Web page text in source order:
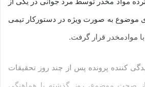
موضوع به صورت ویژه در دستور‌کار تیمی
با موادمخدر قرار گرفت.
کننده پرونده پس از چند روز تحقیقات
صحت موضوع، روز گذشته با هماهنگی